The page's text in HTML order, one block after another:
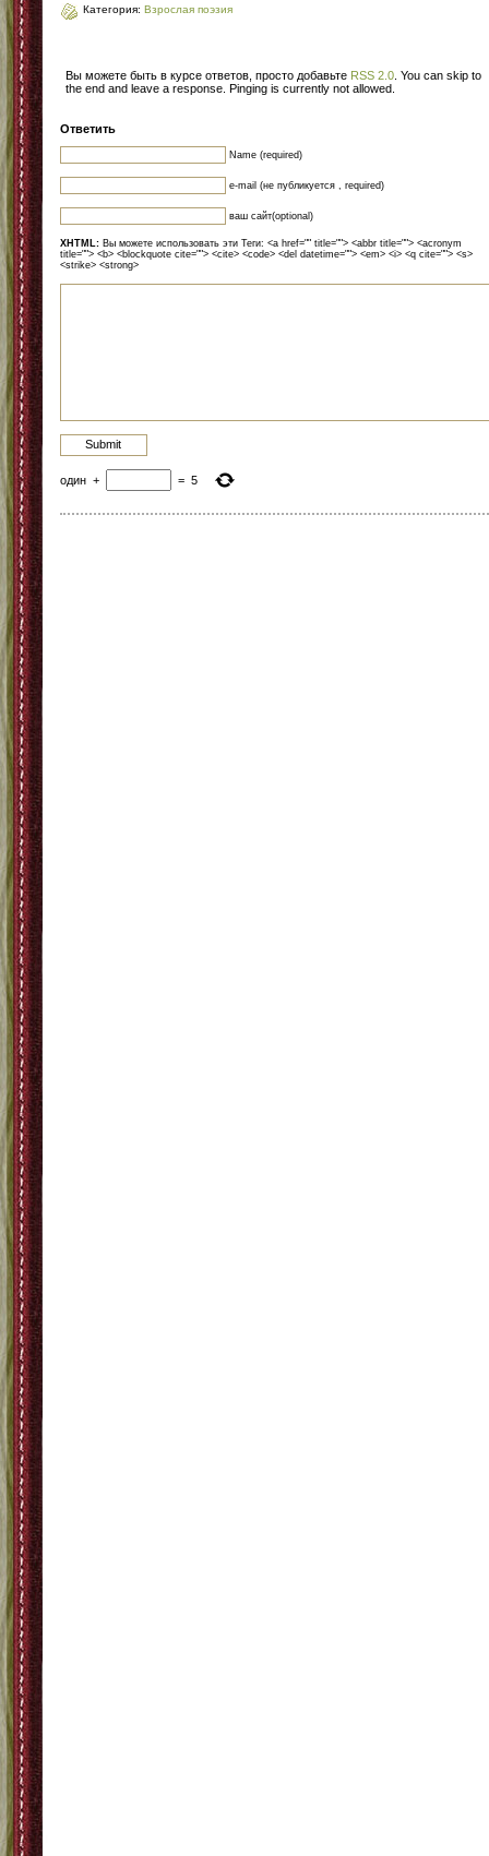
Категория: Взрослая поэзия
Вы можете быть в курсе ответов, просто добавьте RSS 2.0 . You can skip to
the end and leave a response. Pinging is currently not allowed.
Ответить
Name (required)
e-mail (не публикуется , required)
ваш сайт(optional)
XHTML: Вы можете использовать эти Теги: <a href="" title=""> <abbr title=""> <acronym
title=""> <b> <blockquote cite=""> <cite> <code> <del datetime=""> <em> <i> <q cite=""> <s>
<strike> <strong>
один + = 5